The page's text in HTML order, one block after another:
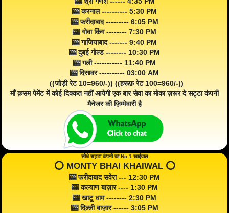
🎰 करनाल ---------- 5:30 PM
🎰 फरीदाबाद --------- 6:05 PM
🎰 गोवा किंग -------- 7:30 PM
🎰 गाजियाबाद ------- 9:40 PM
🎰 दुबई गोल्ड -------- 10:30 PM
🎰 गली ----------- 11:40 PM
🎰 दिसावर ---------- 03:00 AM
((जोड़ी रेट 10=960/-)) ((हरूफ़ रेट 100=960/-))
माँ क़सम पेमेंट में कोई दिक्कत नहीं आयेगी एक बार सेवा का मोका ज़रूर दे सट्टा कंपनी
मैनेजर की ज़िम्मेवारी है
सीधे सट्टा कंपनी का No 1 खाईवाल
⭕️ MONTY BHAI KHAIWAL ⭕️
🎰 फरीदाबाद सवेरा --- 12:30 PM
🎰 कल्याण बाज़ार ---- 1:30 PM
🎰 खाटू धाम -------- 2:30 PM
🎰 दिल्ली बाज़ार ------ 3:05 PM